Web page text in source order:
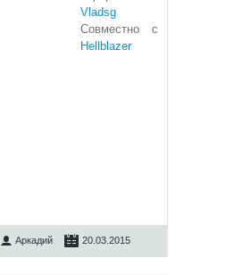
Vladsg
Совместно с
Hellblazer
Аркадий 20.03.2015